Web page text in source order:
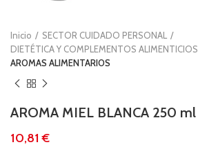
Inicio
SECTOR CUIDADO PERSONAL
DIETÉTICA Y COMPLEMENTOS ALIMENTICIOS
AROMAS ALIMENTARIOS
AROMA MIEL BLANCA 250 ml
€